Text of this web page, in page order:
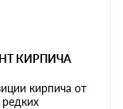
КИРПИЧА
кирпича от